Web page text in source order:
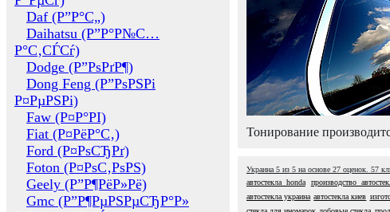
Daf (Р”Р°С„)
Daihatsu (Р”Р°Р№С…
Р°С‚СЃСѓ)
Dodge (Р”РѕРґР¶)
Dong Feng (Р”РѕРЅРі
Р¤РµРЅРі)
Faw (Р¤Р°РІ)
Fiat (Р¤РёР°С‚)
Ford (Р¤РѕСЂРґ)
Foton (Р¤РѕС‚РѕРЅ)
Geely (Р”Р¶РёР»Рё)
Gmc (Р”Р¶РµРЅРµСЂР°Р»
Тонирование
Украина 5 из 5 на основе 27 оценок. 57
автостекла honda
производство
автостекла украина автостекла киев